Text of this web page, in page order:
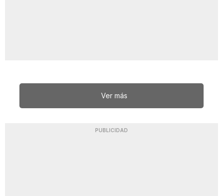
Ver más
PUBLICIDAD